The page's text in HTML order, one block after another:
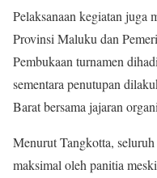
Pelaksanaan kegiatan juga
Provinsi Maluku dan
Pembukaan turnamen
sementara penutupan
Barat bersama jajaran
Menurut Tangkotta,
maksimal oleh panitia